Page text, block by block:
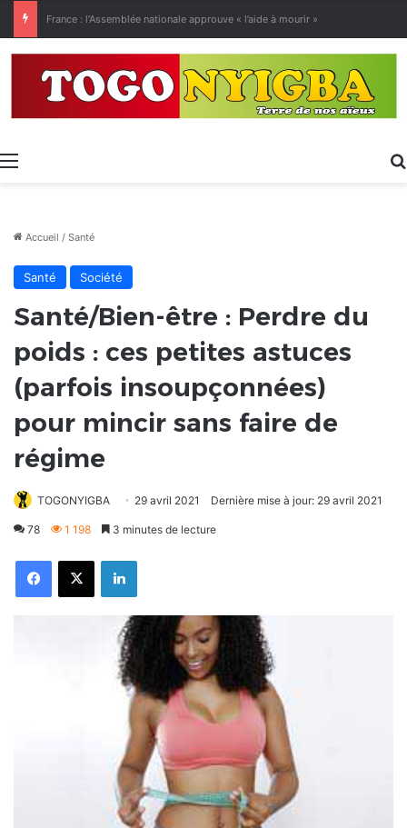
Menu
Accueil / Santé
Santé Société
Santé/Bien-être : Perdre du
poids : ces petites astuces
(parfois insoupçonnées)
pour mincir sans faire de
régime
TOGONYIGBA 29 avril 2021 Dernière mise à jour: 29 avril 2021
78 1 198 3 minutes de lecture
FacebookX Linkedin